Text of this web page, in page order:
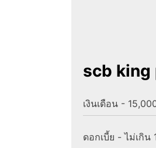
scb king
เงินเดือน -
ดอกเบี้ย - ไม่เกิน